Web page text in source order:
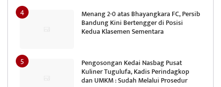
Menang 2-0 atas Bhayangkara FC, Persib
Bandung Kini Bertengger di Posisi
Kedua Klasemen Sementara
Pengosongan Kedai Nasbag Pusat
Kuliner Tugulufa, Kadis Perindagkop
dan UMKM : Sudah Melalui Prosedur